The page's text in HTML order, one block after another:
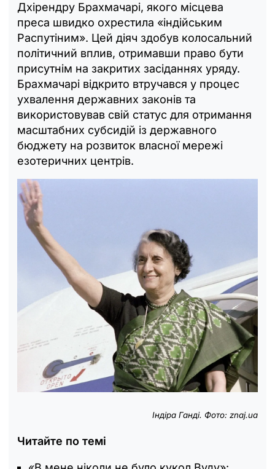
Дхірендру Брахмачарі, якого місцева
преса швидко охрестила «індійським
Распутіним». Цей діяч здобув колосальний
політичний вплив, отримавши право бути
присутнім на закритих засіданнях уряду.
Брахмачарі відкрито втручався у процес
ухвалення державних законів та
використовував свій статус для отримання
масштабних субсидій із державного
бюджету на розвиток власної мережі
езотеричних центрів.
Індіра Ганді. Фото: znaj.ua
Читайте по темі